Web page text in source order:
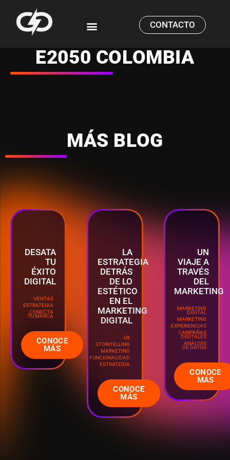
CONTACTO
E2050 COLOMBIA
MÁS BLOG
DESATA
TU
ÉXITO
DIGITAL
VENTAS
ESTRATEGIA
CONECTA
TU MARCA
CONOCE
MÁS
LA
ESTRATEGIA
DETRÁS
DE LO
ESTÉTICO
EN EL
MARKETING
DIGITAL
UX
STORITELLING
MARKETING
FUNCIONALIDAD
ESTRATEGIA
CONOCE
MÁS
UN
VIAJE A
TRAVÉS
DEL
MARKETING
MARKETING
DIGITAL
MARKETING
EXPERIENCIAS
CAMPAÑAS
DIGITALES
ANÁLISIS
DE DATOS
CONOCE
MÁS